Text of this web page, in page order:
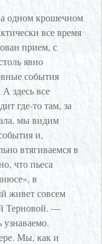
одном крошечном
все время
прием, с
явно
события
здесь все
где-то там, за
мы видим
и,
втягиваемся в
что пьеса
в
живет совсем
Терновой. —
узнаваемо.
Мы, как и